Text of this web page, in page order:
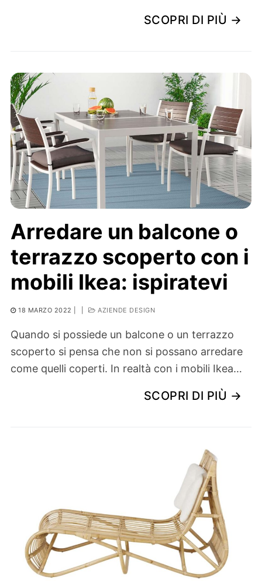
SCOPRI DI PIÙ →
Arredare un balcone o
terrazzo scoperto con i
mobili Ikea: ispiratevi
18 MARZO 2022 AZIENDE DESIGN
Quando si possiede un balcone o un terrazzo
scoperto si pensa che non si possano arredare
come quelli coperti. In realtà con i mobili Ikea…
SCOPRI DI PIÙ →